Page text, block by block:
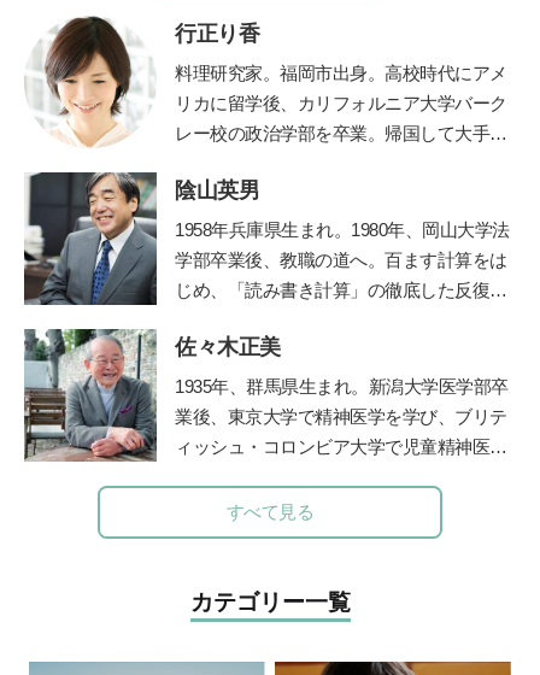
行正り香
料理研究家。福岡市出身。高校時代にアメ
リカに留学後、カリフォルニア大学バーク
レー校の政治学部を卒業。帰国して大手広
職後は「なるほど！エージェント」を立ち
上げ、料理家としても、テレビや雑誌など
で幅広く活躍中。現在は英話学習アプリ開
発「 カラオケEnglish」なども手がける。
テリア』（ともに講談社）など、著書は50
冊以上。また、献立づくりの悩みを解決す
るアプリ「今夜の献立、どうしよう？」で
レシピ提案やコラムや料理のコツを動画で
陰山英男
1958年兵庫県生まれ。1980年、岡山大学法
学部卒業後、教職の道へ。百ます計算をは
じめ、「読み書き計算」の徹底した反復学
の学力を驚異的に向上させた。その指導法
である「陰山メソッド」は、教育者、保護
者から注目を集め、「陰山メソッド」を教
材かした『徹底反復シリーズ』は、総計77
在、YouTube『陰山英男公式チャンネル』
で授業や講演を公開して注目を集めてい
佐々木正美
1935年、群馬県生まれ。新潟大学医学部卒
業後、東京大学で精神医学を学び、ブリテ
ィッシュ・コロンビア大学で児童精神医学
園や東京女子医科大学などで多数の臨床に
携わる傍ら、全国の保育園、幼稚園、学
年以上続けた。『子どもへのまなざし』
（福音館書店）、『育てたように子は育つ
——相田みつをいのちのことば』『ひとり
すべて見る
カテゴリー一覧